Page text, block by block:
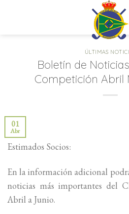
ÚLTIMAS
Boletín de
Competición Abril
01
Abr
Estimados Socios:
En la información adicional
noticias más importantes del
Abril a Junio.